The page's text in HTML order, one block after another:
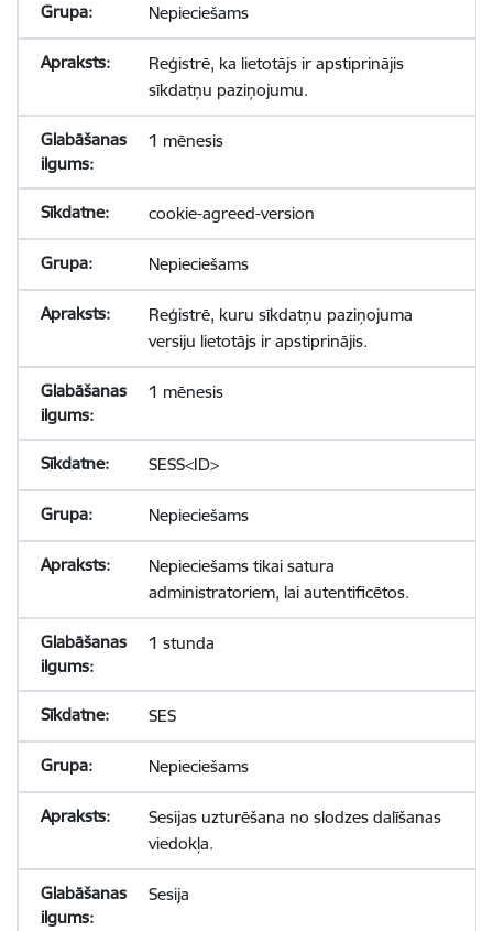
Nepieciešams
Reģistrē, ka lietotājs ir apstiprinājis
sīkdatņu paziņojumu.
1 mēnesis
cookie-agreed-version
Nepieciešams
Reģistrē, kuru sīkdatņu paziņojuma
versiju lietotājs ir apstiprinājis.
1 mēnesis
SESS<ID>
Nepieciešams
Nepieciešams tikai satura
administratoriem, lai autentificētos.
1 stunda
SES
Nepieciešams
Sesijas uzturēšana no slodzes dalīšanas
viedokļa.
Sesija